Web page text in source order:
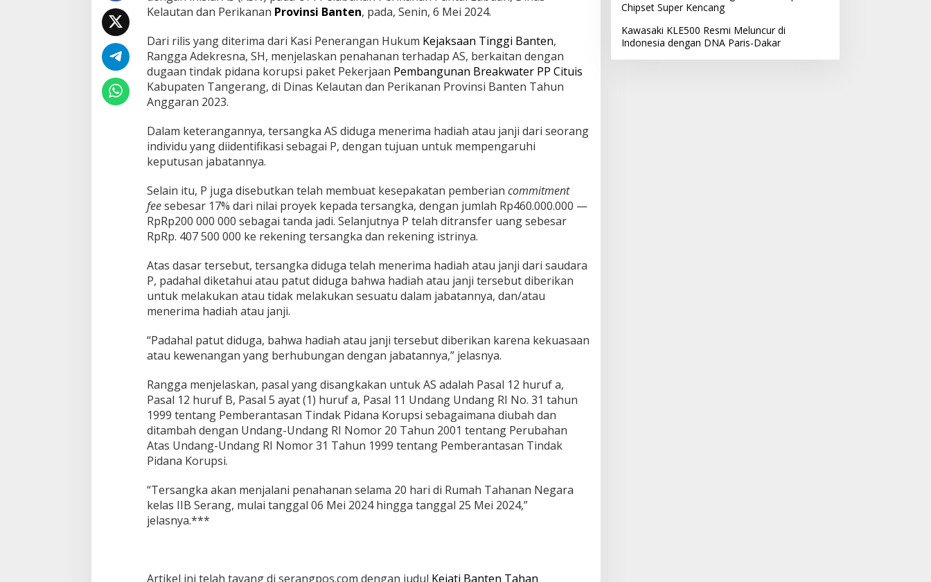
u
a
a
n
K
o
r
s
i
B
e
a
k
w
a
e
r
P
P
C
t
u
i
Kelautan dan Perikanan Provinsi Banten, pada, Senin, 6 Mei 2024.
Dari rilis yang diterima dari Kasi Penerangan Hukum Kejaksaan Tinggi Banten,
Rangga Adekresna, SH, menjelaskan penahanan terhadap AS, berkaitan dengan
dugaan tindak pidana korupsi paket Pekerjaan Pembangunan Breakwater PP Cituis
Kabupaten Tangerang, di Dinas Kelautan dan Perikanan Provinsi Banten Tahun
Anggaran 2023.
Dalam keterangannya, tersangka AS diduga menerima hadiah atau janji dari seorang
individu yang diidentifikasi sebagai P, dengan tujuan untuk mempengaruhi
keputusan jabatannya.
Selain itu, P juga disebutkan telah membuat kesepakatan pemberian commitment
feesebesar 17% dari nilai proyek kepada tersangka, dengan jumlah Rp460.000.000 —
RpRp200 000 000 sebagai tanda jadi. Selanjutnya P telah ditransfer uang sebesar
RpRp. 407 500 000 ke rekening tersangka dan rekening istrinya.
Atas dasar tersebut, tersangka diduga telah menerima hadiah atau janji dari saudara
P, padahal diketahui atau patut diduga bahwa hadiah atau janji tersebut diberikan
untuk melakukan atau tidak melakukan sesuatu dalam jabatannya, dan/atau
menerima hadiah atau janji.
“Padahal patut diduga, bahwa hadiah atau janji tersebut diberikan karena kekuasaan
atau kewenangan yang berhubungan dengan jabatannya,” jelasnya.
Rangga menjelaskan, pasal yang disangkakan untuk AS adalah Pasal 12 huruf a,
Pasal 12 huruf B, Pasal 5 ayat (1) huruf a, Pasal 11 Undang Undang RI No. 31 tahun
1999 tentang Pemberantasan Tindak Pidana Korupsi sebagaimana diubah dan
ditambah dengan Undang-Undang RI Nomor 20 Tahun 2001 tentang Perubahan
Atas Undang-Undang RI Nomor 31 Tahun 1999 tentang Pemberantasan Tindak
Pidana Korupsi.
“Tersangka akan menjalani penahanan selama 20 hari di Rumah Tahanan Negara
kelas IIB Serang, mulai tanggal 06 Mei 2024 hingga tanggal 25 Mei 2024,”
jelasnya.***
Artikel ini telah tayang di serangpos.com dengan judul Kejati Banten Tahan
Chipset Super Kencang
Kawasaki KLE500 Resmi Meluncur di
Indonesia dengan DNA Paris-Dakar